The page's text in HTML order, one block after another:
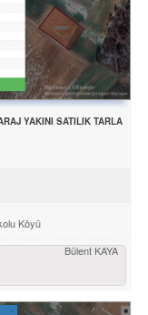
YAKINI SATILIK TARLA
Köyü
Bülent KAYA